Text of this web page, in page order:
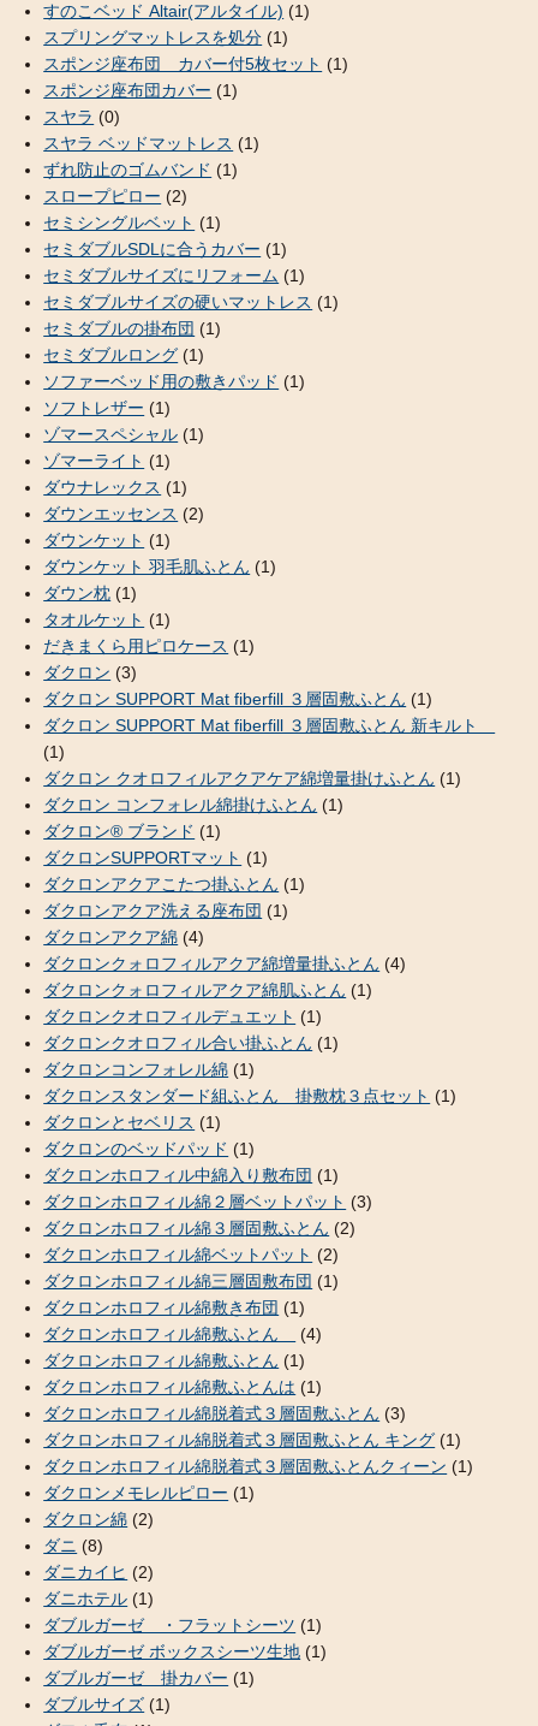
すのこベッド Altair(アルタイル) (1)
スプリングマットレスを処分 (1)
スポンジ座布団 カバー付5枚セット (1)
スポンジ座布団カバー (1)
スヤラ (0)
スヤラ ベッドマットレス (1)
ずれ防止のゴムバンド (1)
スロープピロー (2)
セミシングルベット (1)
セミダブルSDLに合うカバー (1)
セミダブルサイズにリフォーム (1)
セミダブルサイズの硬いマットレス (1)
セミダブルの掛布団 (1)
セミダブルロング (1)
ソファーベッド用の敷きパッド (1)
ソフトレザー (1)
ゾマースペシャル (1)
ゾマーライト (1)
ダウナレックス (1)
ダウンエッセンス (2)
ダウンケット (1)
ダウンケット 羽毛肌ふとん (1)
ダウン枕 (1)
タオルケット (1)
だきまくら用ピロケース (1)
ダクロン (3)
ダクロン SUPPORT Mat fiberfill ３層固敷ふとん (1)
ダクロン SUPPORT Mat fiberfill ３層固敷ふとん 新キルト
(1)
ダクロン クオロフィルアクアケア綿増量掛けふとん (1)
ダクロン コンフォレル綿掛けふとん (1)
ダクロン® ブランド (1)
ダクロンSUPPORTマット (1)
ダクロンアクアこたつ掛ふとん (1)
ダクロンアクア洗える座布団 (1)
ダクロンアクア綿 (4)
ダクロンクォロフィルアクア綿増量掛ふとん (4)
ダクロンクォロフィルアクア綿肌ふとん (1)
ダクロンクオロフィルデュエット (1)
ダクロンクオロフィル合い掛ふとん (1)
ダクロンコンフォレル綿 (1)
ダクロンスタンダード組ふとん 掛敷枕３点セット (1)
ダクロンとセベリス (1)
ダクロンのベッドパッド (1)
ダクロンホロフィル中綿入り敷布団 (1)
ダクロンホロフィル綿２層ベットパット (3)
ダクロンホロフィル綿３層固敷ふとん (2)
ダクロンホロフィル綿ベットパット (2)
ダクロンホロフィル綿三層固敷布団 (1)
ダクロンホロフィル綿敷き布団 (1)
ダクロンホロフィル綿敷ふとん
(4)
ダクロンホロフィル綿敷ふとん (1)
ダクロンホロフィル綿敷ふとんは (1)
ダクロンホロフィル綿脱着式３層固敷ふとん (3)
ダクロンホロフィル綿脱着式３層固敷ふとん キング (1)
ダクロンホロフィル綿脱着式３層固敷ふとんクィーン (1)
ダクロンメモレルピロー (1)
ダクロン綿 (2)
ダニ (8)
ダニカイヒ (2)
ダニホテル (1)
ダブルガーゼ ・フラットシーツ (1)
ダブルガーゼ ボックスシーツ生地 (1)
ダブルガーゼ 掛カバー (1)
ダブルサイズ (1)